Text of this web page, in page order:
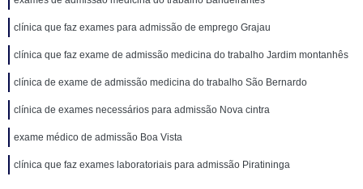
clínica que faz exames para admissão de emprego Grajau
clínica que faz exame de admissão medicina do trabalho Jardim montanhês
clínica de exame de admissão medicina do trabalho São Bernardo
clínica de exames necessários para admissão Nova cintra
exame médico de admissão Boa Vista
clínica que faz exames laboratoriais para admissão Piratininga